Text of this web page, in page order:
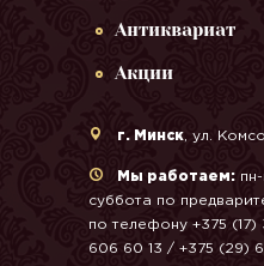
Антиквариат
Акции
г. Минск, ул.
Мы работаем:
суббота по
по телефону +375
606 60 13 / +375 (29)